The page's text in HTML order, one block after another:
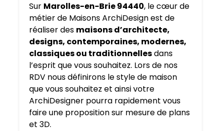
Sur Marolles-en-Brie 94440, le cœur de
métier de Maisons ArchiDesign est de
réaliser des maisons d’architecte,
designs, contemporaines, modernes,
classiques ou traditionnellesdans
l’esprit que vous souhaitez. Lors de nos
RDV nous définirons le style de maison
que vous souhaitez et ainsi votre
ArchiDesigner pourra rapidement vous
faire une proposition sur mesure de plans
et 3D.